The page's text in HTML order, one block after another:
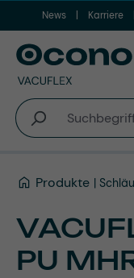
Zum Hauptinhalt
News Karriere
Produkte
PU